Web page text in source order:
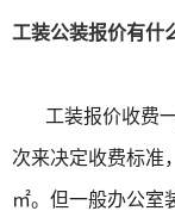
工装公装报价有什
工装报价收费
次来决定收费标准
㎡。但一般办公室